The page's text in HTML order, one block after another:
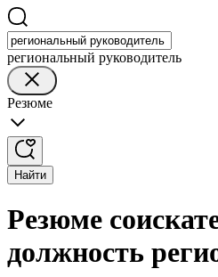
региональный руководитель
Резюме
Найти
Резюме
должность